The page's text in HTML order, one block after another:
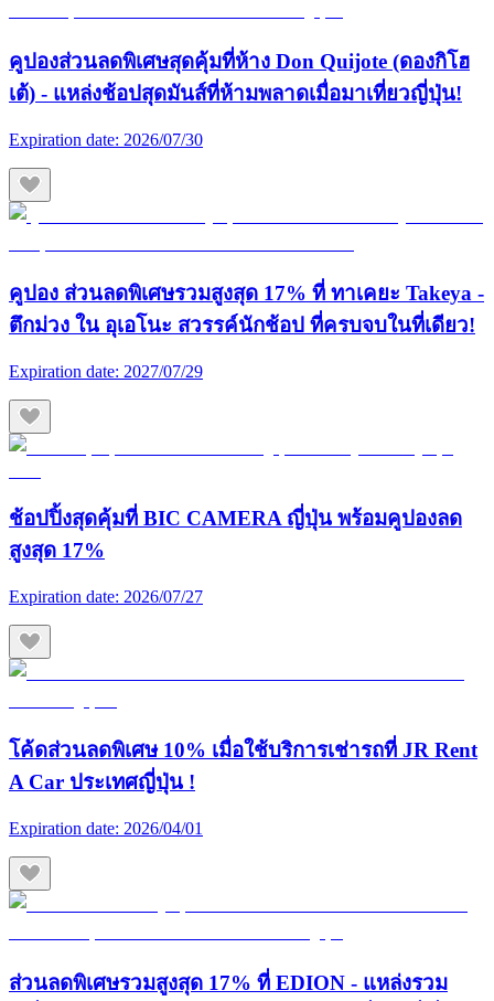
คูปองส่วนลดพิเศษสุดคุ้มที่ห้าง Don Quijote (ดองกิโฮ
เต้) - แหล่งช้อปสุดมันส์ที่ห้ามพลาดเมื่อมาเที่ยวญี่ปุ่น!
Expiration date: 2026/07/30
คูปอง ส่วนลดพิเศษรวมสูงสุด 17% ที่ ทาเคยะ Takeya -
ตึกม่วง ใน อุเอโนะ สวรรค์นักช้อป ที่ครบจบในที่เดียว!
Expiration date: 2027/07/29
ช้อปปิ้งสุดคุ้มที่ BIC CAMERA ญี่ปุ่น พร้อมคูปองลด
สูงสุด 17%
Expiration date: 2026/07/27
โค้ดส่วนลดพิเศษ 10% เมื่อใช้บริการเช่ารถที่ JR Rent
A Car ประเทศญี่ปุ่น !
Expiration date: 2026/04/01
ส่วนลดพิเศษรวมสูงสุด 17% ที่ EDION - แหล่งรวม